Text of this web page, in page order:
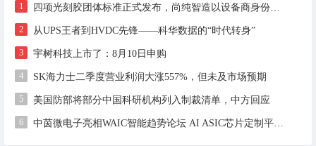
1 四项光刻胶团体标准正式发布，尚纯智造以设备商身份跻身标准起草席
2 从UPS王者到HVDC先锋——科华数据的“时代转身”
3 宇树科技上市了：8月10日申购
4 SK海力士二季度营业利润大涨557%，但未及市场预期
5 美国防部将部分中国科研机构列入制裁清单，中方回应
6 中茵微电子亮相WAIC智能趋势论坛 AI ASIC芯片定制平台赋能工业AI落地